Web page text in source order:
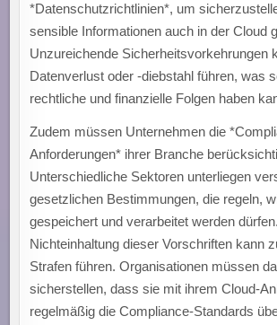
*Datenschutzrichtlinien*, um
sensible Informationen auch in der Cloud
Unzureichende Sicherheitsvorkehrungen
Datenverlust oder -diebstahl führen, was
rechtliche und finanzielle Folgen haben
Zudem müssen Unternehmen die
Anforderungen* ihrer Branche
Unterschiedliche Sektoren unterliegen
gesetzlichen Bestimmungen, die regeln,
gespeichert und verarbeitet werden
Nichteinhaltung dieser Vorschriften kann
Strafen führen. Organisationen müssen
sicherstellen, dass sie mit ihrem Cloud-
regelmäßig die Compliance-Standards